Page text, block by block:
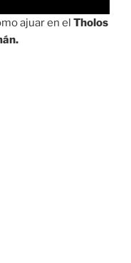
ajuar en el Tholos